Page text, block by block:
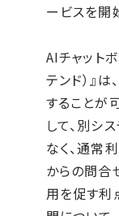
ービスを開
AIチャット
テンド）』
することが
して、別シ
なく、通常
からの問合
用を促す利